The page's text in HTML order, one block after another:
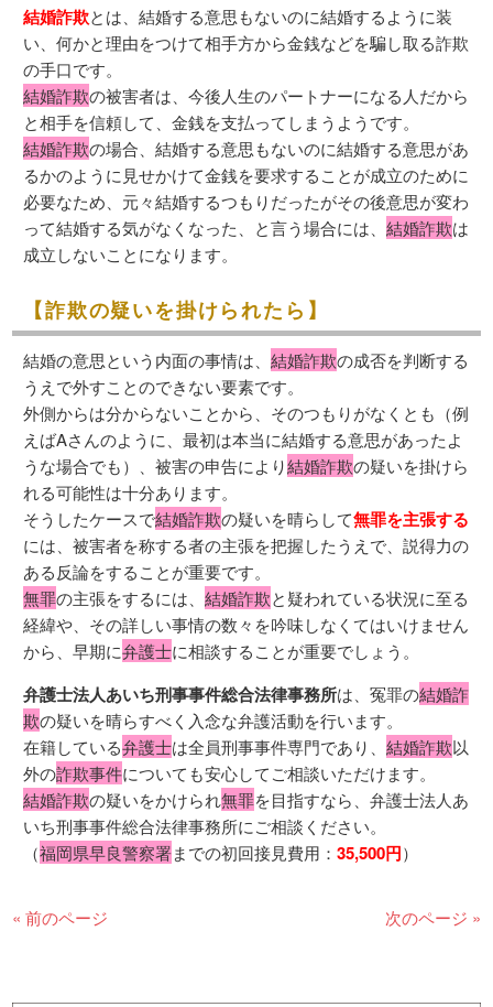
結婚詐欺とは、結婚する意思もないのに結婚するように装
い、何かと理由をつけて相手方から金銭などを騙し取る詐欺
の手口です。
結婚詐欺の被害者は、今後人生のパートナーになる人だから
と相手を信頼して、金銭を支払ってしまうようです。
結婚詐欺の場合、結婚する意思もないのに結婚する意思があ
るかのように見せかけて金銭を要求することが成立のために
必要なため、元々結婚するつもりだったがその後意思が変わ
って結婚する気がなくなった、と言う場合には、結婚詐欺は
成立しないことになります。
【詐欺の疑いを掛けられたら】
結婚の意思という内面の事情は、結婚詐欺の成否を判断する
うえで外すことのできない要素です。
外側からは分からないことから、そのつもりがなくとも（例
えばAさんのように、最初は本当に結婚する意思があったよ
うな場合でも）、被害の申告により結婚詐欺の疑いを掛けら
れる可能性は十分あります。
そうしたケースで結婚詐欺の疑いを晴らして無罪を主張する
には、被害者を称する者の主張を把握したうえで、説得力の
ある反論をすることが重要です。
無罪の主張をするには、結婚詐欺と疑われている状況に至る
経緯や、その詳しい事情の数々を吟味しなくてはいけません
から、早期に弁護士に相談することが重要でしょう。
弁護士法人あいち刑事事件総合法律事務所は、冤罪の結婚詐
欺の疑いを晴らすべく入念な弁護活動を行います。
在籍している弁護士は全員刑事事件専門であり、結婚詐欺以
外の詐欺事件についても安心してご相談いただけます。
結婚詐欺の疑いをかけられ無罪を目指すなら、弁護士法人あ
いち刑事事件総合法律事務所にご相談ください。
（福岡県早良警察署までの初回接見費用：35,500円）
« 前のページ 次のページ »